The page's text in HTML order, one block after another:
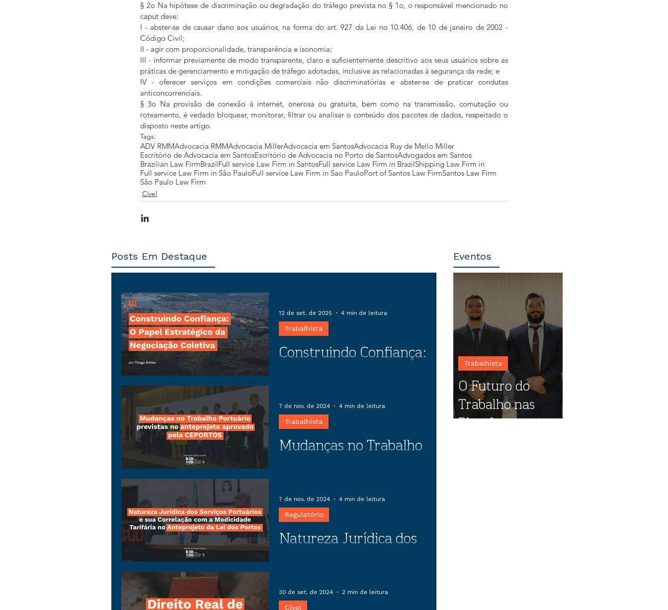
§ 2o Na hipótese de discriminação ou degradação do tráfego prevista no § 1o, o responsável mencionado no
caput deve:
I - abster-se de causar dano aos usuários, na forma do art. 927 da Lei no 10.406, de 10 de janeiro de 2002 -
Código Civil;
II - agir com proporcionalidade, transparência e isonomia;
III - informar previamente de modo transparente, claro e suficientemente descritivo aos seus usuários sobre as
práticas de gerenciamento e mitigação de tráfego adotadas, inclusive as relacionadas à segurança da rede; e
IV - oferecer serviços em condições comerciais não discriminatórias e abster-se de praticar condutas
anticoncorrenciais.
§ 3o Na provisão de conexão à internet, onerosa ou gratuita, bem como na transmissão, comutação ou
roteamento, é vedado bloquear, monitorar, filtrar ou analisar o conteúdo dos pacotes de dados, respeitado o
disposto neste artigo.
Tags:
ADV RMMAdvocacia RMMAdvocacia MillerAdvocacia em SantosAdvocacia Ruy de Mello Miller
Escritório de Advocacia em SantosEscritório de Advocacia no Porto de SantosAdvogados em Santos
Brazilian Law FirmBrazilFull service Law Firm in SantosFull service Law Firm in BrazilShipping Law Firm in
Full service Law Firm in São PauloFull service Law Firm in Sao PauloPort of Santos Law FirmSantos Law Firm
São Paulo Law Firm
Cível
Posts Em Destaque
Construindo Confiança:
em negociações coletivas pode
transformar conflitos em
oportunidades, garantindo estabilidade
empresarial e benefícios para
trabalhadores.
Trabalhista
12 de set. de 2025 4 min de leitura
Mudanças no Trabalho
pela CEPORTOS
Portuário previstas no anteprojeto
aprovado pela CEPORTOS
Trabalhista
7 de nov. de 2024 4 min de leitura
Natureza Jurídica dos
Modicidade Tarifária no
serviços portuários e sua correlação
com a modicidade tributária no
Regulatório
7 de nov. de 2024 4 min de leitura
Cível
30 de set. de 2024 2 min de leitura
Eventos
O Futuro do
Trabalho nas
Plataformas
Trabalhista